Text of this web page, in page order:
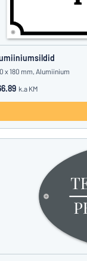
x 180 mm, Alumiinium
k.a KM